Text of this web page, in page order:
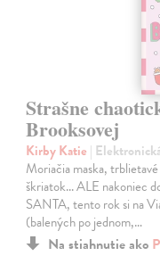
Strašne
Brooksovej
Kirby Katie |
Moriačia maska,
škriatok... ALE nakoniec
SANTA, tento rok si na
(balených po jednom,…
Na stiahnutie ako